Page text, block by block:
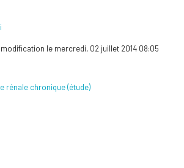
le mercredi, 02 juillet 2014 08:05
rénale chronique (étude)